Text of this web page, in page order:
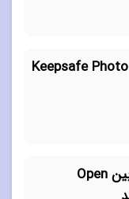
دانلود برنامه امنیتی Keepsafe Photo
دانلود اپلیکیشن دوربین Open